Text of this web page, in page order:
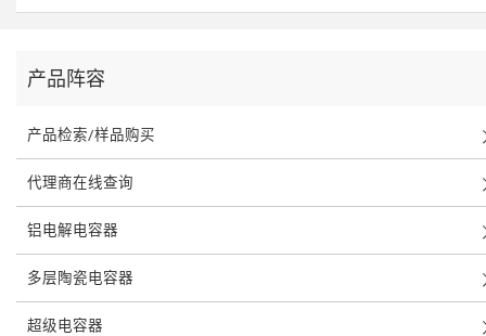
产品阵容
产品检索/样品购买
代理商在线查询
铝电解电容器
多层陶瓷电容器
超级电容器